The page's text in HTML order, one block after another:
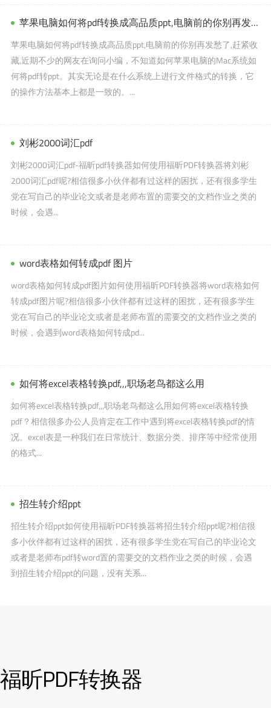
苹果电脑如何将pdf转换成高品质ppt,电脑前的你别再发愁了,赶紧收藏,
苹果电脑如何将pdf转换成高品质ppt,电脑前的你别再发愁了,赶紧收
藏,近期不少的网友在询问小编，不知道如何苹果电脑的Mac系统如
何将pdf转ppt。其实无论是在什么系统上进行文件格式的转换，它
的操作方法基本上都是一致的。...
刘彬2000词汇pdf
刘彬2000词汇pdf-福昕pdf转换器如何使用福昕PDF转换器将刘彬
2000词汇pdf呢?相信很多小伙伴都有过这样的困扰，还有很多学生
党在写自己的毕业论文或者是老师布置的需要交的文档作业之类的
时候，会遇...
word表格如何转成pdf 图片
word表格如何转成pdf图片如何使用福昕PDF转换器将word表格如何
转成pdf图片呢?相信很多小伙伴都有过这样的困扰，还有很多学生
党在写自己的毕业论文或者是老师布置的需要交的文档作业之类的
时候，会遇到word表格如何转成pd...
如何将excel表格转换pdf,,,职场老鸟都这么用
如何将excel表格转换pdf,,,职场老鸟都这么用如何将excel表格转换
pdf？相信很多办公人员肯定在工作中遇到将excel表格转换pdf的情
况。excel表是一种我们在日常统计、数据分类、排序等中经常使用
的格式...
招生转介绍ppt
招生转介绍ppt如何使用福昕PDF转换器将招生转介绍ppt呢?相信很
多小伙伴都有过这样的困扰，还有很多学生党在写自己的毕业论文
或者是老师布pdf转word置的需要交的文档作业之类的时候，会遇
到招生转介绍ppt的问题，没有关系...
福昕PDF转换器